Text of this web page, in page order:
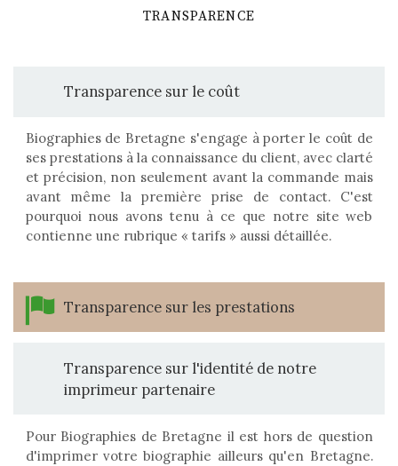
TRANSPARENCE
Transparence sur le coût
Biographies de Bretagne s'engage à porter le coût de
ses prestations à la connaissance du client, avec clarté
et précision, non seulement avant la commande mais
avant même la première prise de contact. C'est
pourquoi nous avons tenu à ce que notre site web
contienne une rubrique « tarifs » aussi détaillée.
Transparence sur les prestations
Transparence sur l'identité de notre
imprimeur partenaire
Pour Biographies de Bretagne il est hors de question
d'imprimer votre biographie ailleurs qu'en Bretagne.